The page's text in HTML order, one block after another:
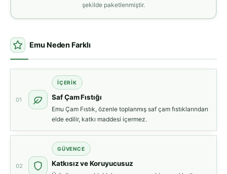
şekilde paketlenmiştir.
Emu Neden Farklı
01
İÇERİK
Saf Çam Fıstığı
Emu Çam Fıstık, özenle toplanmış saf çam fıstıklarından
elde edilir, katkı maddesi içermez.
02
GÜVENCE
Katkısız ve Koruyucusuz